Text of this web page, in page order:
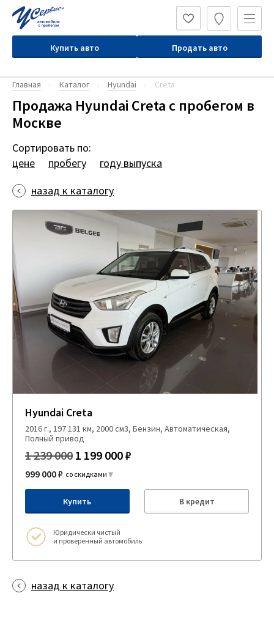
Купить авто Продать авто
Главная Каталог Hyundai Creta
Продажа Hyundai Creta с пробегом в
Москве
Сортировать по:
цене
пробегу
году выпуска
назад к каталогу
Hyundai Creta
2016 г., 197 131 км, 2000 см3, Бензин, Автоматическая,
Полный привод
1 239 000 1 199 000 ₽
999 000 ₽ со скидками
Купить В кредит
Юридически чистый
и проверенный автомобиль
назад к каталогу